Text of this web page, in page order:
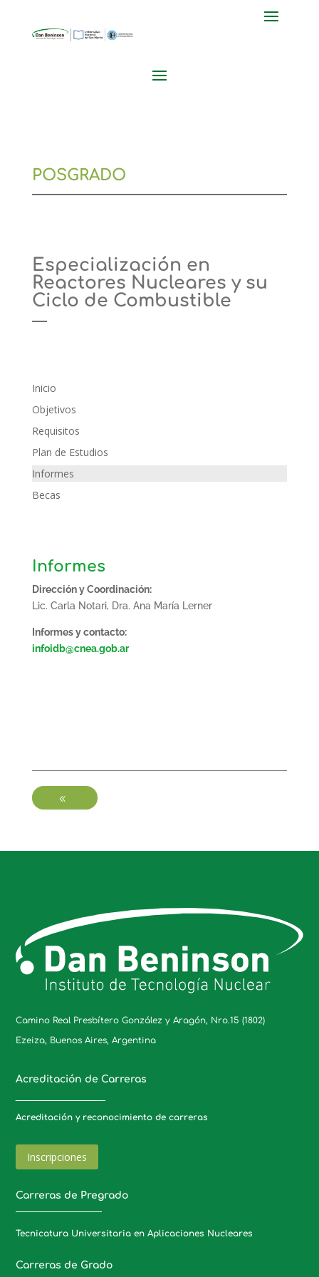
POSGRADO
Especialización en
Reactores Nucleares y su
Ciclo de Combustible
Inicio
Objetivos
Requisitos
Plan de Estudios
Informes
Becas
Informes
Dirección y Coordinación:
Lic. Carla Notari, Dra. Ana María Lerner
Informes y contacto:
infoidb@cnea.gob.ar
Camino Real Presbítero González y Aragón, Nro.15 (1802)
Ezeiza, Buenos Aires, Argentina
Acreditación de Carreras
Acreditación y reconocimiento de carreras
Inscripciones
Carreras de Pregrado
Tecnicatura Universitaria en Aplicaciones Nucleares
Carreras de Grado